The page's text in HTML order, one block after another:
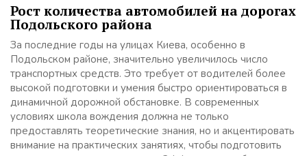
Рост количества автомобилей на дорогах
Подольского района
За последние годы на улицах Киева, особенно в
Подольском районе, значительно увеличилось число
транспортных средств. Это требует от водителей более
высокой подготовки и умения быстро ориентироваться в
динамичной дорожной обстановке. В современных
условиях школа вождения должна не только
предоставлять теоретические знания, но и акцентировать
внимание на практических занятиях, чтобы подготовить